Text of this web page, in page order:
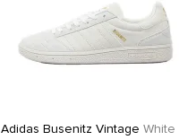
Adidas Busenitz Vintage White